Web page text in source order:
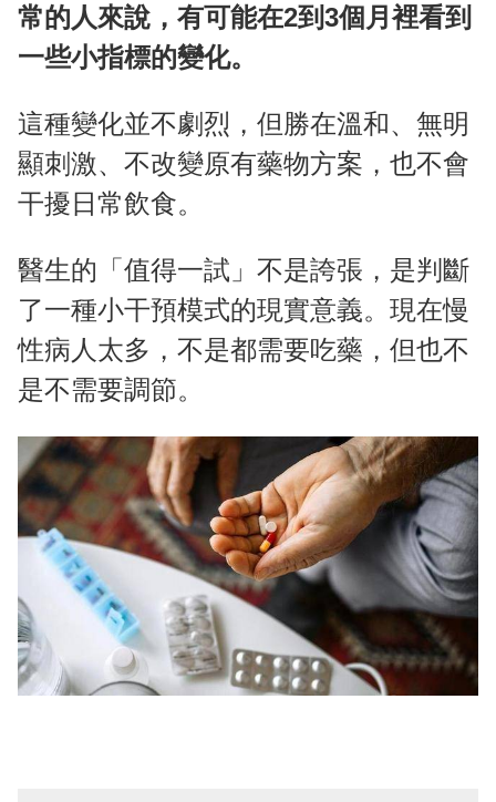
常的人來說，有可能在2到3個月裡看到
一些小指標的變化。
這種變化並不劇烈，但勝在溫和、無明
顯刺激、不改變原有藥物方案，也不會
干擾日常飲食。
醫生的「值得一試」不是誇張，是判斷
了一種小干預模式的現實意義。現在慢
性病人太多，不是都需要吃藥，但也不
是不需要調節。